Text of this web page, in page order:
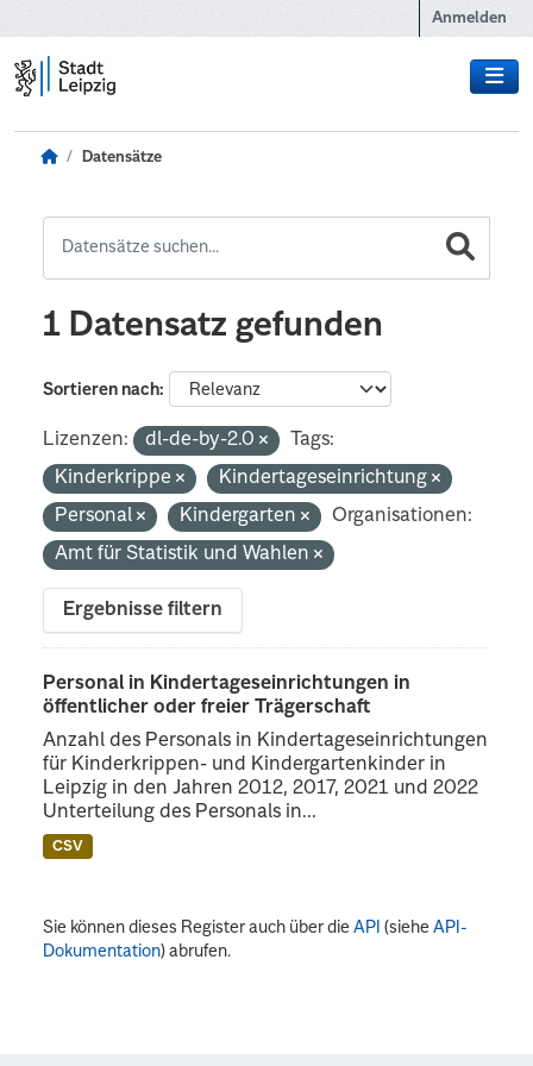
Anmelden
Datensätze
1 Datensatz gefunden
Sortieren nach
Lizenzen: dl-de-by-2.0
Tags:
Kinderkrippe
Kindertageseinrichtung
Personal
Kindergarten
Organisationen:
Amt für Statistik und Wahlen
Ergebnisse filtern
Personal in Kindertageseinrichtungen in
öffentlicher oder freier Trägerschaft
Anzahl des Personals in Kindertageseinrichtungen
für Kinderkrippen- und Kindergartenkinder in
Leipzig in den Jahren 2012, 2017, 2021 und 2022
Unterteilung des Personals in...
CSV
Sie können dieses Register auch über dieAPI (sieheAPI-
Dokumentation) abrufen.